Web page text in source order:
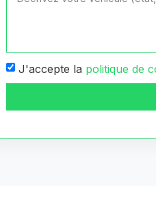
J'accepte la politique de